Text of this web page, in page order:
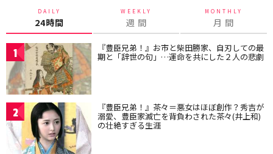
DAILY
24時間
WEEKLY
週 間
MONTHLY
月 間
1 『豊臣兄弟！』お市と柴田勝家、自刃しての最
期と「辞世の句」…運命を共にした２人の悲劇
2 『豊臣兄弟！』茶々＝悪女はほぼ創作？秀吉が
溺愛、豊臣家滅亡を背負わされた茶々(井上和)
の壮絶すぎる生涯